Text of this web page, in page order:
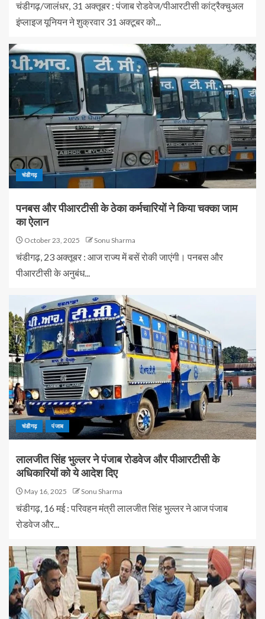
चंडीगढ़/जालंधर, 31 अक्तूबर : पंजाब रोडवेज/पीआरटीसी कांट्रैक्चुअल
इंप्लाइज यूनियन ने शुक्रवार 31 अक्टूबर को...
चंडीगढ़
पनबस और पीआरटीसी के ठेका कर्मचारियों ने किया चक्का जाम
का ऐलान
October 23, 2025 Sonu Sharma
चंडीगढ़, 23 अक्तूबर : आज राज्य में बसें रोकी जाएंगी। पनबस और
पीआरटीसी के अनुबंध...
चंडीगढ़ पंजाब
लालजीत सिंह भुल्लर ने पंजाब रोडवेज और पीआरटीसी के
अधिकारियों को ये आदेश दिए
May 16, 2025 Sonu Sharma
चंडीगढ़, 16 मई : परिवहन मंत्री लालजीत सिंह भुल्लर ने आज पंजाब
रोडवेज और...